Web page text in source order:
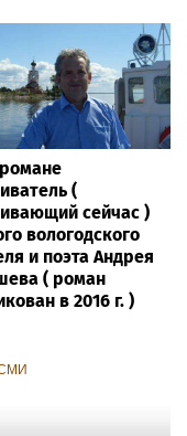
(
сейчас )
вологодского
и поэта Андрея
( роман
в 2016 г. )